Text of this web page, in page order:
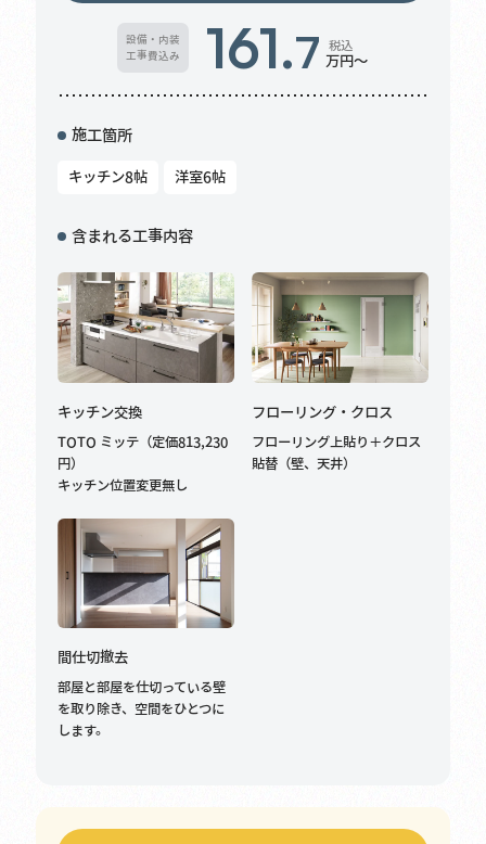
設備・内装
工事費込み
161.7 税込
万円～
施工箇所
キッチン8帖 洋室6帖
含まれる工事内容
キッチン交換
TOTO ミッテ（定価813,230
円）
キッチン位置変更無し
フローリング・クロス
フローリング上貼り＋クロス
貼替（壁、天井）
間仕切撤去
部屋と部屋を仕切っている壁
を取り除き、空間をひとつに
します。